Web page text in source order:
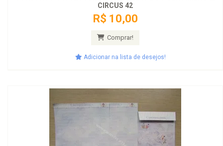
CIRCUS 42
R$ 10,00
Comprar!
Adicionar na lista de desejos!